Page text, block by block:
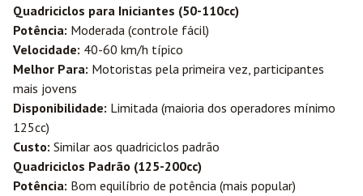
Quadriciclos para Iniciantes (50-110cc)
Potência: Moderada (controle fácil)
Velocidade: 40-60 km/h típico
Melhor Para: Motoristas pela primeira vez, participantes
mais jovens
Disponibilidade: Limitada (maioria dos operadores mínimo
125cc)
Custo: Similar aos quadriciclos padrão
Quadriciclos Padrão (125-200cc)
Potência: Bom equilíbrio de potência (mais popular)